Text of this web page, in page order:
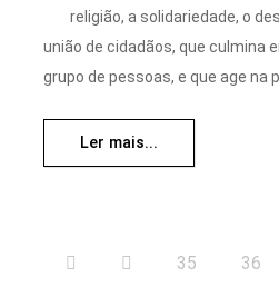
religião, a solidariedade, o
união de cidadãos, que culmina
grupo de pessoas, e que age
Ler mais...
35 36